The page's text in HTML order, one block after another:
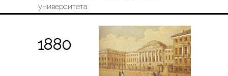
университета
1880